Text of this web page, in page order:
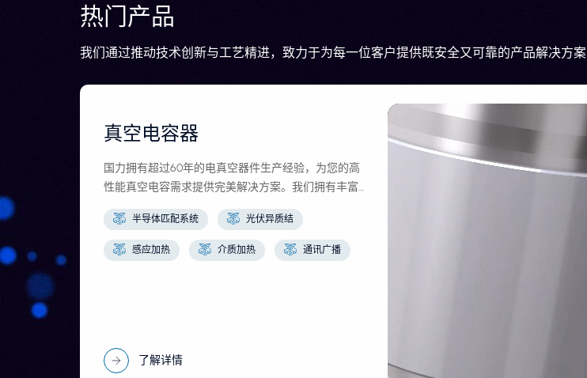
热门产品
我们通过推动技术创新与工艺精进，致力于为每一位客户提供既安全又可靠的产品解决方案
真空电容器
国力拥有超过60年的电真空器件生产经验，为您的高
性能真空电容需求提供完美解决方案。我们拥有丰富
的产品线，采用顶级材料和先进的制造工艺，严格遵
循最高质量标准，确保您的设备在性能、稳定性和可
靠性方面达到最佳状态。
半导体匹配系统 光伏异质结
感应加热 介质加热 通讯广播
了解详情